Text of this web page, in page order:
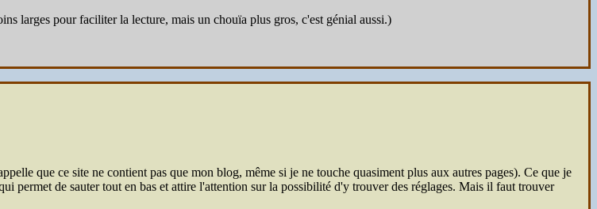
larges pour faciliter la lecture, mais un chouïa plus gros, c'est génial aussi.)
que ce site ne contient pas que mon blog, même si je ne touche quasiment plus aux autres pages). Ce que je
permet de sauter tout en bas et attire l'attention sur la possibilité d'y trouver des réglages. Mais il faut trouver